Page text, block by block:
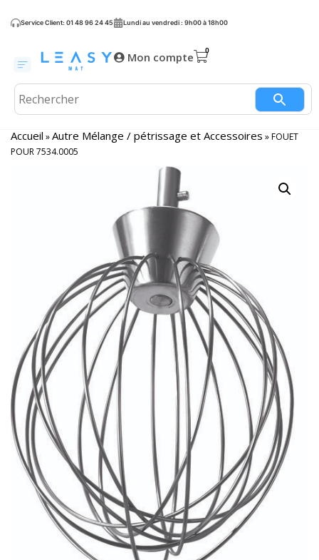
Service Client: 01 48 96 24 45 Lundi au vendredi : 9h00 à 18h00
Mon compte
Accueil »Autre Mélange / pétrissage et Accessoires »FOUET
POUR 7534.0005